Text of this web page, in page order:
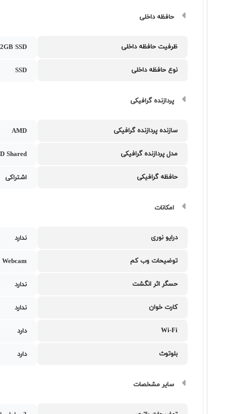
حافظه داخلی
ظرفیت حافظه داخلی SSD
نوع حافظه داخلی SSD
پردازنده گرافیکی
سازنده پردازنده گرافیکی AMD
مدل پردازنده گرافیکی Shared
حافظه گرافیکی اشتراکی
امکانات
درایو نوری ندارد
توضیحات وب کم
حسگر اثر انگشت ندارد
کارت خوان ندارد
Wi-Fi دارد
بلوتوث دارد
سایر مشخصات